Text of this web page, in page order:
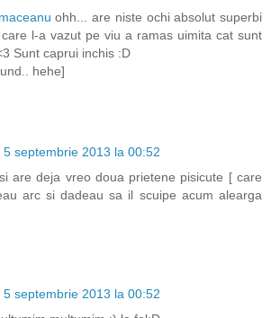
ohh... are niste ochi absolut superbi
l-a vazut pe viu a ramas uimita cat sunt
Sunt caprui inchis :D
hehe]
5 septembrie 2013 la 00:52
si are deja vreo doua prietene pisicute [ care
arc si dadeau sa il scuipe acum alearga
5 septembrie 2013 la 00:52